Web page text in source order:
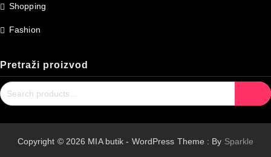
Shopping
Fashion
Pretraži proizvod
Search
for:
Copyright © 2026 MIA butik - WordPress Theme : By Sparkle